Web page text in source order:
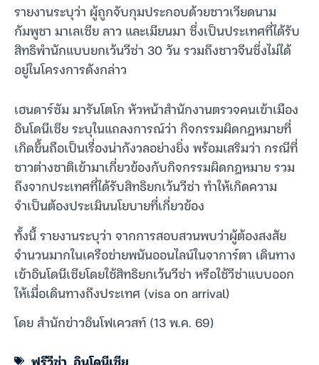
รายงานระบุว่า ผู้ถูกจับกุมประกอบด้วยชาวเวียดนาม
กัมพูชา มาเลเซีย ลาว และเมียนมา ซึ่งเป็นประเทศที่ได้รับ
สิทธิพำนักแบบยกเว้นวีซ่า 30 วัน รวมถึงชาวจีนซึ่งไม่ได้
อยู่ในโครงการดังกล่าว
เฮนดาร์ซัม มารันโตโก หัวหน้าสำนักงานตรวจคนเข้าเมือง
อินโดนีเซีย ระบุในแถลงการณ์ว่า กิจกรรมผิดกฎหมายที่
เกิดขึ้นถือเป็นเรื่องน่ากังวลอย่างยิ่ง พร้อมเสริมว่า กรณีที่
ชาวต่างชาติเข้ามาเกี่ยวข้องกับกิจกรรมผิดกฎหมาย รวม
ถึงจากประเทศที่ได้รับสิทธิยกเว้นวีซ่า ทำให้เกิดความ
จำเป็นต้องประเมินนโยบายที่เกี่ยวข้อง
ทั้งนี้ รายงานระบุว่า จากการสอบสวนพบว่าผู้ต้องสงสัย
จำนวนมากในเครือข่ายพนันออนไลน์ในจาการ์ตา เดินทาง
เข้าอินโดนีเซียโดยใช้สิทธิยกเว้นวีซ่า หรือใช้วีซ่าแบบออก
ให้เมื่อเดินทางถึงประเทศ (visa on arrival)
โดย สำนักข่าวอินโฟเควสท์ (13 พ.ค. 69)